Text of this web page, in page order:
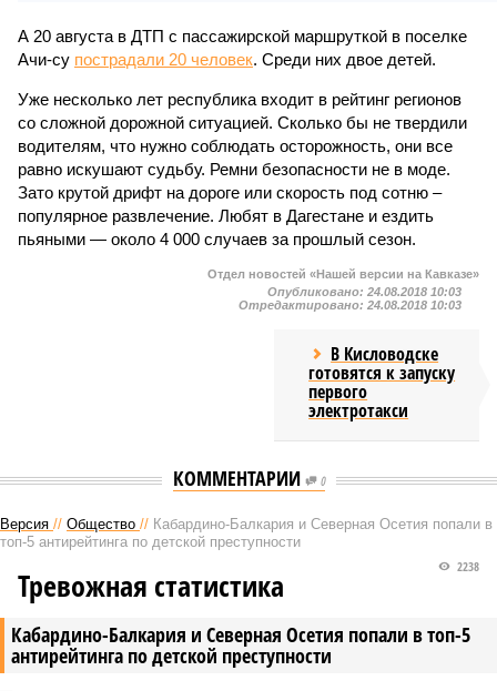
А 20 августа в ДТП с пассажирской маршруткой в поселке
Ачи-су пострадали 20 человек. Среди них двое детей.
Уже несколько лет республика входит в рейтинг регионов
со сложной дорожной ситуацией. Сколько бы не твердили
водителям, что нужно соблюдать осторожность, они все
равно искушают судьбу. Ремни безопасности не в моде.
Зато крутой дрифт на дороге или скорость под сотню –
популярное развлечение. Любят в Дагестане и ездить
пьяными — около 4 000 случаев за прошлый сезон.
Отдел новостей «Нашей версии на Кавказе»
Опубликовано: 24.08.2018 10:03
Отредактировано: 24.08.2018 10:03
В Кисловодске
готовятся к запуску
первого
электротакси
КОММЕНТАРИИ 0
Версия // Общество // Кабардино-Балкария и Северная Осетия попали в
топ-5 антирейтинга по детской преступности
Кабардино-Балкария и Северная Осетия попали в топ-5
антирейтинга по детской преступности
2238
Тревожная статистика